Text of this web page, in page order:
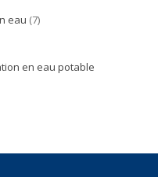
eau (7)
en eau potable